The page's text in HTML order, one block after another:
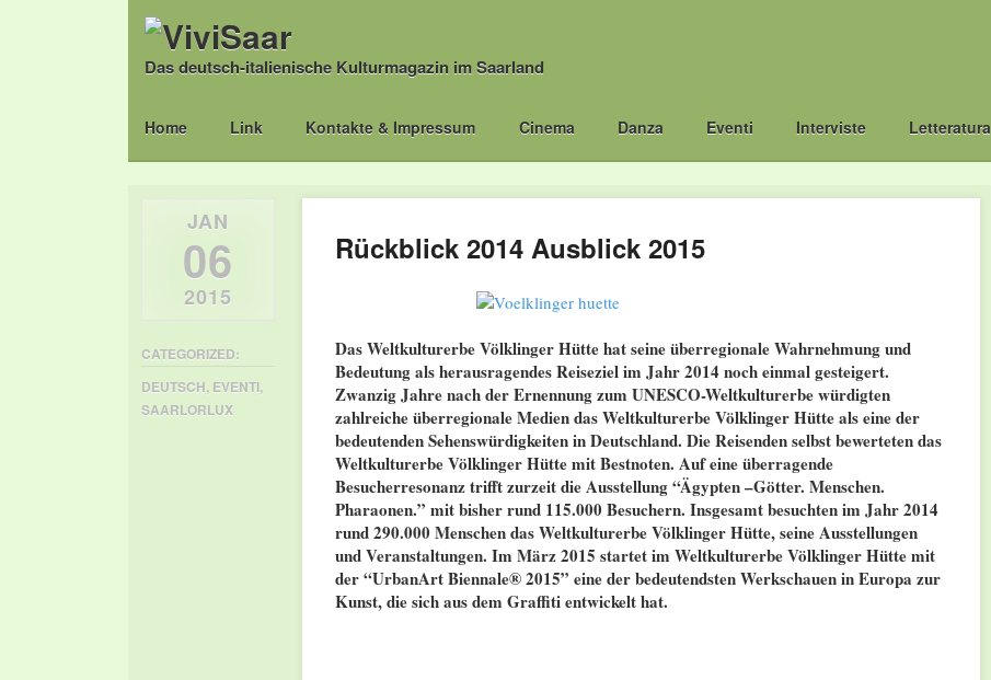
Das deutsch-italienische Kulturmagazin im Saarland
Main menu
Skip
Home Link Kontakte & Impressum Cinema Danza Eventi Interviste Letteratura
Rückblick 2014 Ausblick 2015
Das Weltkulturerbe Völklinger Hütte hat seine überregionale Wahrnehmung und
Bedeutung als herausragendes Reiseziel im Jahr 2014 noch einmal gesteigert.
Zwanzig Jahre nach der Ernennung zum UNESCO-Weltkulturerbe würdigten
zahlreiche überregionale Medien das Weltkulturerbe Völklinger Hütte als eine der
bedeutenden Sehenswürdigkeiten in Deutschland. Die Reisenden selbst bewerteten das
Weltkulturerbe Völklinger Hütte mit Bestnoten. Auf eine überragende
Besucherresonanz trifft zurzeit die Ausstellung “Ägypten –Götter. Menschen.
Pharaonen.” mit bisher rund 115.000 Besuchern. Insgesamt besuchten im Jahr 2014
rund 290.000 Menschen das Weltkulturerbe Völklinger Hütte, seine Ausstellungen
und Veranstaltungen. Im März 2015 startet im Weltkulturerbe Völklinger Hütte mit
der “UrbanArt Biennale® 2015” eine der bedeutendsten Werkschauen in Europa zur
Kunst, die sich aus dem Graffiti entwickelt hat.
JAN
06
2015
CATEGORIZED:
DEUTSCH, EVENTI,
SAARLORLUX